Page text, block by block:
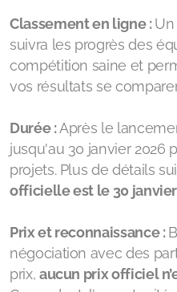
Classement en ligne :
suivra les progrès des
compétition saine et
vos résultats se
Durée :Après le
jusqu'au 30 janvier 2026
projets. Plus de détails
officielle est le 30 janvier
Prix et reconnaissance :
négociation avec des
prix, aucun prix officiel